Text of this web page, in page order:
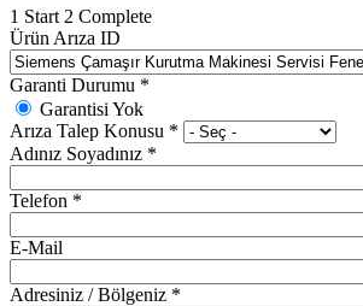
1 Start 2 Complete
Ürün Arıza ID
Garanti Durumu *
Garantisi Yok
Arıza Talep Konusu *
Adınız Soyadınız *
Telefon *
E-Mail
Adresiniz / Bölgeniz *